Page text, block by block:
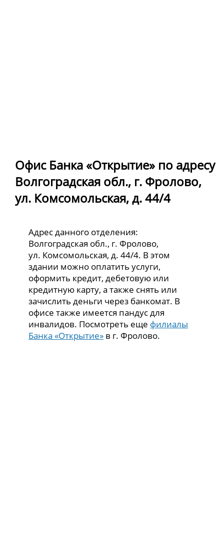
Офис Банка «Открытие» по адресу
Волгоградская обл., г. Фролово,
ул. Комсомольская, д. 44/4
Адрес данного отделения:
Волгоградская обл., г. Фролово,
ул. Комсомольская, д. 44/4. В этом
здании можно оплатить услуги,
оформить кредит, дебетовую или
кредитную карту, а также снять или
зачислить деньги через банкомат. В
офисе также имеется пандус для
инвалидов. Посмотреть еще филиалы
Банка «Открытие» в г. Фролово.